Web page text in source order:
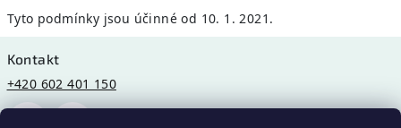
Tyto podmínky jsou účinné od 10. 1. 2021.
Kontakt
+420 602 401 150